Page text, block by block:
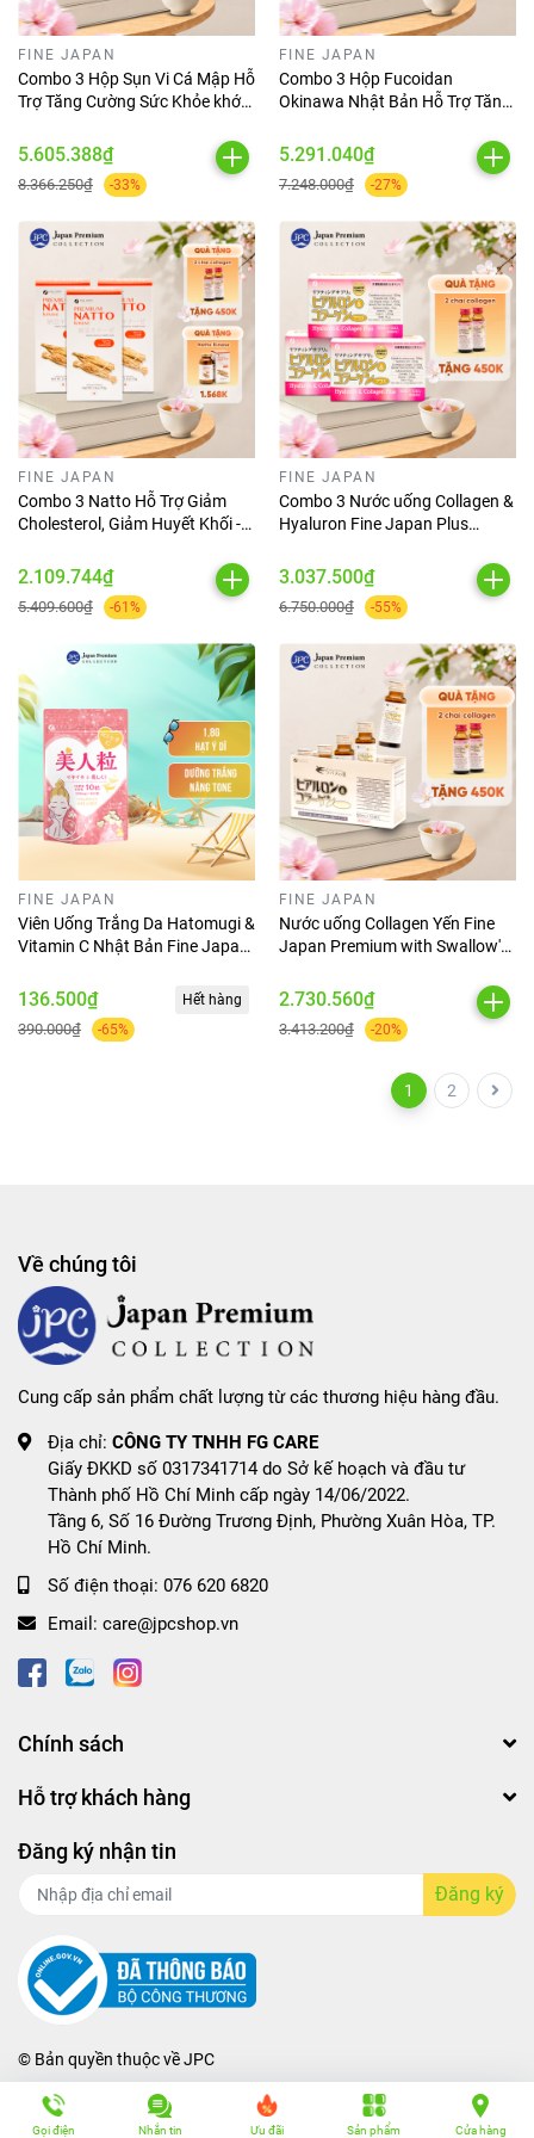
FINE JAPAN
Combo 3 Hộp Sụn Vi Cá Mập Hỗ
Trợ Tăng Cường Sức Khỏe khớp
Cartilage 520 Viên
5.605.388₫
8.366.250₫ -33%
FINE JAPAN
Combo 3 Hộp Fucoidan
Okinawa Nhật Bản Hỗ Trợ Tăng
Fucoidan (Hộp x 30 Viên)
5.291.040₫
7.248.000₫ -27%
FINE JAPAN
Combo 3 Natto Hỗ Trợ Giảm
Cholesterol, Giảm Huyết Khối -
2000FU 300 Viên
2.109.744₫
5.409.600₫ -61%
FINE JAPAN
Combo 3 Nước uống Collagen &
Hyaluron Fine Japan Plus
3.037.500₫
6.750.000₫ -55%
FINE JAPAN
Viên Uống Trắng Da Hatomugi &
Vitamin C Nhật Bản Fine Japan
136.500₫
390.000₫ -65%
Hết hàng
FINE JAPAN
Nước uống Collagen Yến Fine
Japan Premium with Swallow's
2.730.560₫
3.413.200₫ -20%
1 2
Về chúng tôi
Cung cấp sản phẩm chất lượng từ các thương hiệu hàng đầu.
Địa chỉ: CÔNG TY TNHH FG CARE
Giấy ĐKKD số 0317341714 do Sở kế hoạch và đầu tư
Thành phố Hồ Chí Minh cấp ngày 14/06/2022.
Tầng 6, Số 16 Đường Trương Định, Phường Xuân Hòa, TP.
Hồ Chí Minh.
Số điện thoại: 076 620 6820
Email: care@jpcshop.vn
Chính sách
Hỗ trợ khách hàng
Đăng ký nhận tin
Đăng ký
© Bản quyền thuộc vềJPC
Sản phẩm Cửa hàng
Gọi điện Nhắn tin Ưu đãi